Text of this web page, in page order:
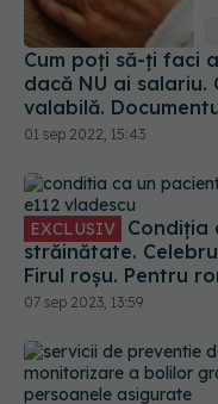
Cum poți să-ți faci
dacă NU ai
valabilă.
01 sep 2022, 15:43
EXCLUSIV
străinătate.
Firul roșu. Pentru
convenabil, dar era
07 sep 2023, 13:59